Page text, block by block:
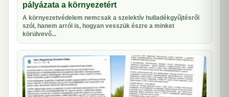
pályázata a környezetért
A környezetvédelem nemcsak a szelektív hulladékgyűjtésről
szól, hanem arról is, hogyan vesszük észre a minket
körülvevő...